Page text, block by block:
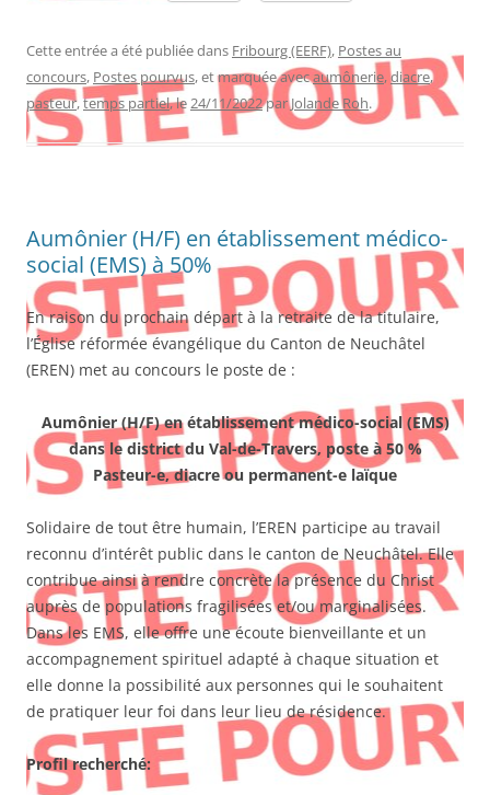
Cette entrée a été publiée dans Fribourg (EERF), Postes au
concours, Postes pourvus, et marquée avecaumônerie,diacre,
pasteur,temps partiel, le24/11/2022parJolande Roh.
Aumônier (H/F) en établissement médico-
social (EMS) à 50%
En raison du prochain départ à la retraite de la titulaire,
l’Église réformée évangélique du Canton de Neuchâtel
(EREN) met au concours le poste de :
Aumônier (H/F) en établissement médico-social (EMS)
dans le district du Val-de-Travers, poste à 50 %
Pasteur-e, diacre ou permanent-e laïque
Solidaire de tout être humain, l’EREN participe au travail
reconnu d’intérêt public dans le canton de Neuchâtel. Elle
contribue ainsi à rendre concrète la présence du Christ
auprès de populations fragilisées et/ou marginalisées.
Dans les EMS, elle offre une écoute bienveillante et un
accompagnement spirituel adapté à chaque situation et
elle donne la possibilité aux personnes qui le souhaitent
de pratiquer leur foi dans leur lieu de résidence.
Profil recherché: